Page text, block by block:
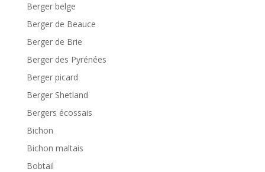
Berger belge
Berger de Beauce
Berger de Brie
Berger des Pyrénées
Berger picard
Berger Shetland
Bergers écossais
Bichon
Bichon maltais
Bobtail